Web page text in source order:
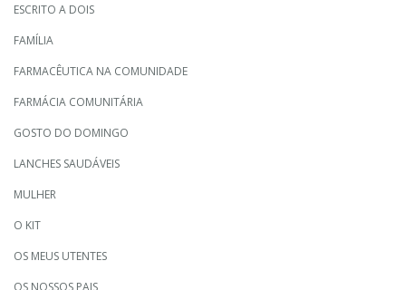
ESCRITO A DOIS
FAMÍLIA
FARMACÊUTICA NA COMUNIDADE
FARMÁCIA COMUNITÁRIA
GOSTO DO DOMINGO
LANCHES SAUDÁVEIS
MULHER
O KIT
OS MEUS UTENTES
OS NOSSOS PAIS